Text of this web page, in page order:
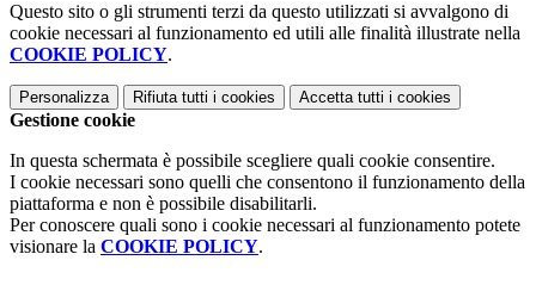
Questo sito o gli strumenti terzi da questo utilizzati si avvalgono di
cookie necessari al funzionamento ed utili alle finalità illustrate nella
COOKIE POLICY.
Personalizza Rifiuta tutti i cookies Accetta tutti i cookies
Gestione cookie
In questa schermata è possibile scegliere quali cookie consentire.
I cookie necessari sono quelli che consentono il funzionamento della
piattaforma e non è possibile disabilitarli.
Per conoscere quali sono i cookie necessari al funzionamento potete
visionare la COOKIE POLICY.